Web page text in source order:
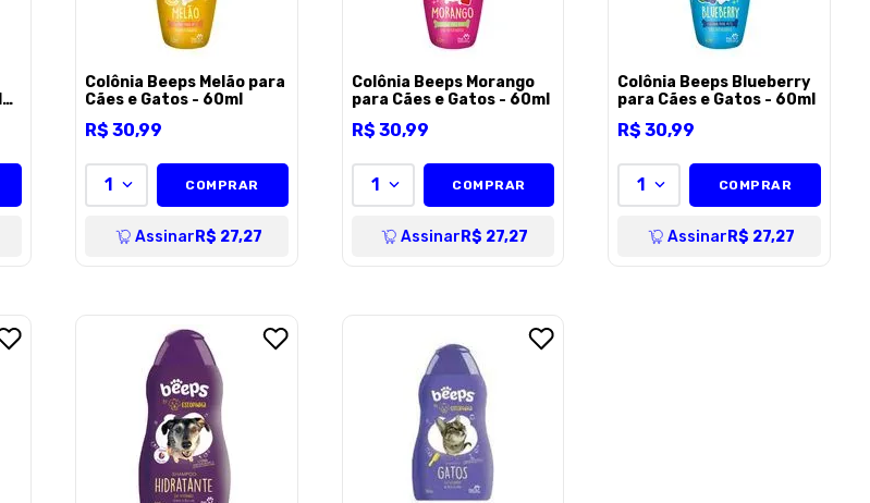
Colônia Beeps Melão para
Cães e Gatos - 60ml
R$ 30,99
1 COMPRAR
Assinar R$ 27,27
Colônia Beeps Morango
para Cães e Gatos - 60ml
R$ 30,99
1 COMPRAR
Assinar R$ 27,27
Colônia Beeps Blueberry
para Cães e Gatos - 60ml
R$ 30,99
1 COMPRAR
Assinar R$ 27,27